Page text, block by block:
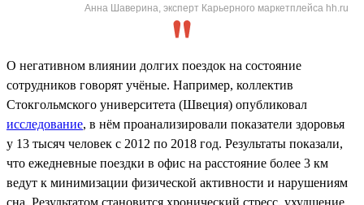
Анна Шаверина, эксперт Карьерного маркетплейса hh.ru
О негативном влиянии долгих поездок на состояние
сотрудников говорят учёные. Например, коллектив
Стокгольмского университета (Швеция) опубликовал
исследование, в нём проанализировали показатели здоровья
у 13 тысяч человек с 2012 по 2018 год. Результаты показали,
что ежедневные поездки в офис на расстояние более 3 км
ведут к минимизации физической активности и нарушениям
сна. Результатом становится хронический стресс, ухудшение